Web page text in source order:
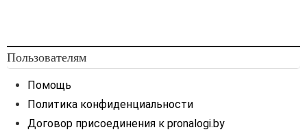
Пользователям
Помощь
Политика конфиденциальности
Договор присоединения к pronalogi.by